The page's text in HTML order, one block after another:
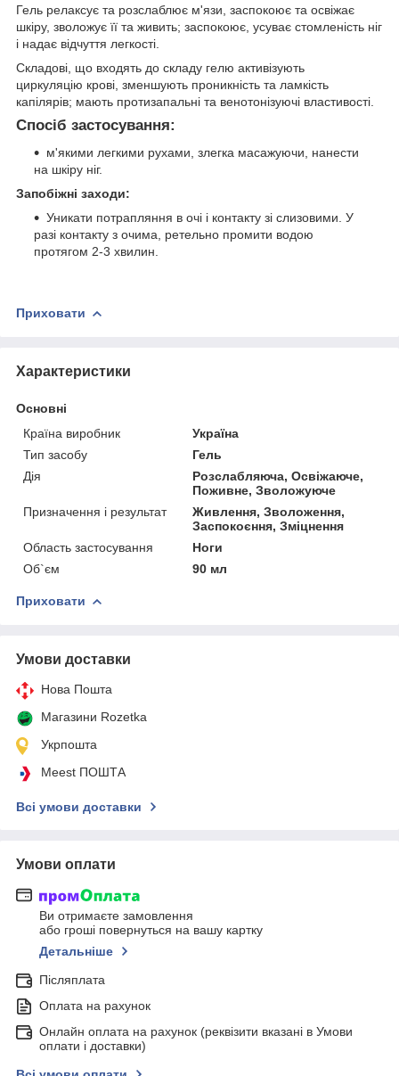
Гель релаксує та розслаблює м'язи, заспокоює та освіжає
шкіру, зволожує ïï та живить; заспокоює, усуває стомленiсть ніг
і надає вiдчуття легкостi.
Складові, що входять до складу гелю активізують
циркуляцію крові, зменшують проникність та ламкість
капілярів; мають протизапальні та венотонізуючі властивості.
Спосіб застосування:
м'якими легкими рухами, злегка масажуючи, нанести
на шкіру ніг.
Запобіжні заходи:
Уникати потрапляння в очі і контакту зі слизовими. У
разі контакту з очима, ретельно промити водою
протягом 2-3 хвилин.
Приховати
Характеристики
Основні
Країна виробник
Україна
Тип засобу
Гель
Дія
Розслабляюча, Освіжаюче,
Поживне, Зволожуюче
Призначення і результат
Живлення, Зволоження,
Заспокоєння, Зміцнення
Область застосування
Ноги
Об`єм
90 мл
Приховати
Умови доставки
Нова Пошта
Магазини Rozetka
Укрпошта
Meest ПОШТА
Всі умови доставки
Умови оплати
Ви отримаєте замовлення
або гроші повернуться на вашу картку
Детальніше
Післяплата
Оплата на рахунок
Онлайн оплата на рахунок (реквізити вказані в Умови
оплати і доставки)